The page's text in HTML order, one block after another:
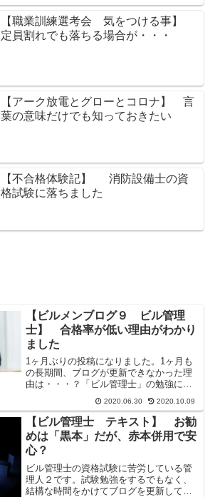
【職業訓練選考会 気をつける事】
定員割れでも落ちる場合が・・・
【アーク放電とグローとコロナ】 言
葉の意味だけでも知っておきたい
【不合格体験記】 消防設備士の資
格試験に落ちました
【ビルメンブログ９ ビル管理
士】 合格率が低い理由がわかり
ました
1ヶ月ぶりの投稿になりました。1ヶ月も
の長期間、ブログが更新できなかった理
由は・・・？「ビル管理士」の勉強に追
われていたからです。そして、今も追わ
れている（今年はあきらめようかな？）
問題集を半分ぐらいまでやってみたが、
10％～20％ぐらいし...
2020.06.30 2020.10.09
【ビル管理士 テキスト】 お勧
めは「黒本」だが、赤本併用で安
心？
ビル管理士の資格試験に苦労している管
理人２です。試験勉強をするでもなく、
結構な時間をかけてブログを更新してみ